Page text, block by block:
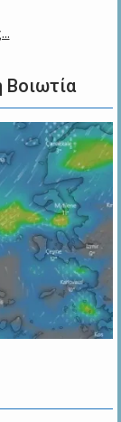
Βοιωτία